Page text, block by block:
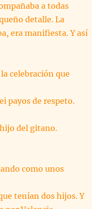
a todas
detalle. La
era manifiesta. Y así
celebración que
payos de respeto.
del gitano.
como unos
tenían dos hijos. Y